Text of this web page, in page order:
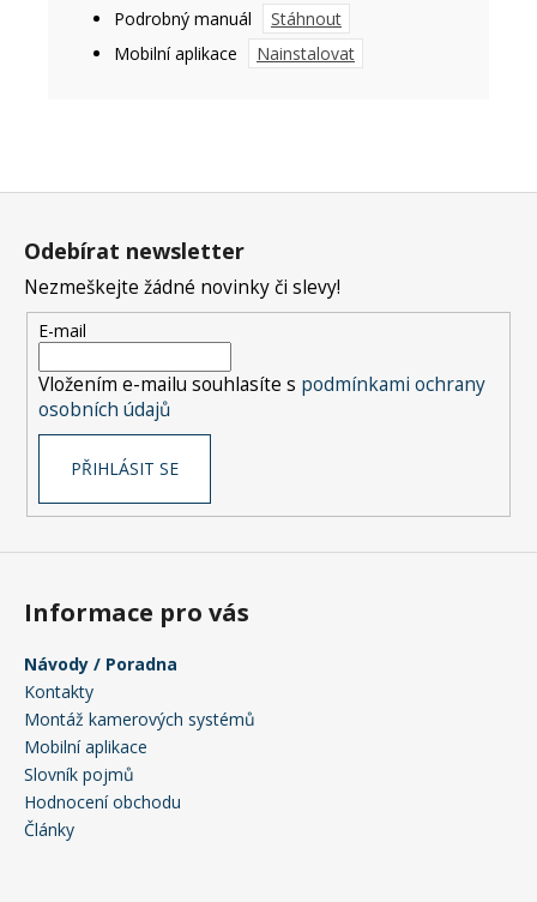
Podrobný manuál
Stáhnout
Mobilní aplikace
Nainstalovat
Z
Odebírat newsletter
Nezmeškejte žádné novinky či slevy!
E-mail
Vložením e-mailu souhlasíte s podmínkami ochrany
osobních údajů
PŘIHLÁSIT SE
Informace pro vás
Návody / Poradna
Kontakty
Montáž kamerových systémů
Mobilní aplikace
Slovník pojmů
Hodnocení obchodu
Články